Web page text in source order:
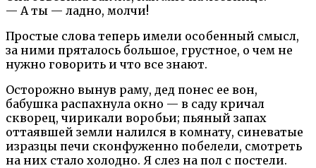
— А ты — ладно, молчи!
Простые слова теперь имели особенный смысл,
за ними пряталось большое, грустное, о чем не
нужно говорить и что все знают.
Осторожно вынув раму, дед понес ее вон,
бабушка распахнула окно — в саду кричал
скворец, чирикали воробьи; пьяный запах
оттаявшей земли налился в комнату, синеватые
изразцы печи сконфуженно побелели, смотреть
на них стало холодно. Я слез на пол с постели.